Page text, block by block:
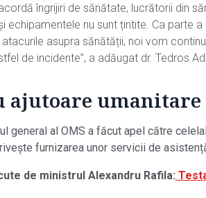
îngrijiri de sănătate, lucrătorii din
echipamentele nu sunt țintite. Ca parte a
asupra sănătății, noi vom
de incidente”, a adăugat dr. Tedros
ajutoare umanitare
general al OMS a făcut apel către
furnizarea unor servicii de
de ministrul Alexandru Rafila: